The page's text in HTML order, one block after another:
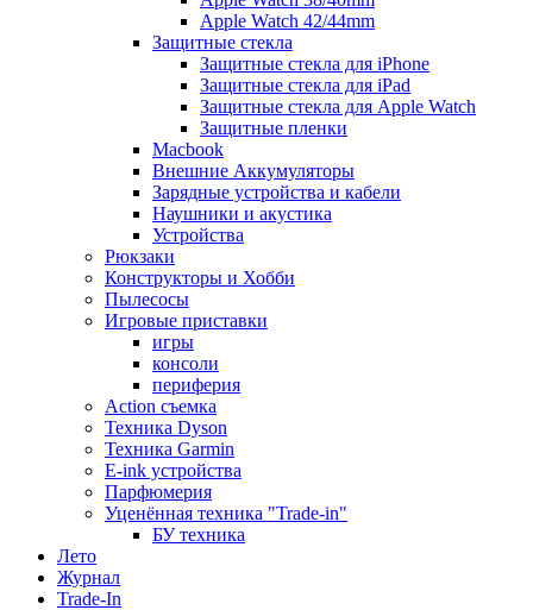
Apple Watch 42/44mm
Защитные стекла
Защитные стекла для iPhone
Защитные стекла для iPad
Защитные стекла для Apple Watch
Защитные пленки
Macbook
Внешние Аккумуляторы
Зарядные устройства и кабели
Наушники и акустика
Устройства
Рюкзаки
Конструкторы и Хобби
Пылесосы
Игровые приставки
игры
консоли
периферия
Action съемка
Техника Dyson
Техника Garmin
E-ink устройства
Парфюмерия
Уценённая техника "Trade-in"
БУ техника
Лето
Журнал
Trade-In